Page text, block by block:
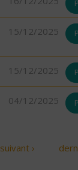
15/12/2025
15/12/2025
04/12/2025
suivant ›